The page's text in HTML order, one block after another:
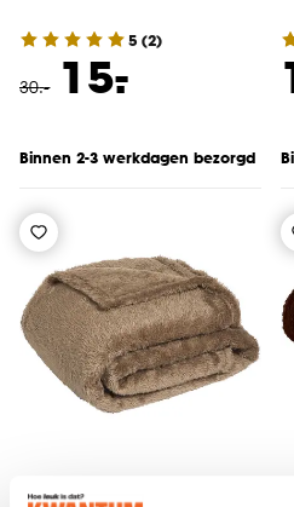
5 (2)
30.- 15.
-
Binnen 2-3 werkdagen bezorgd